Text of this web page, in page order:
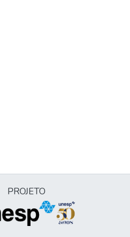
PROJETO